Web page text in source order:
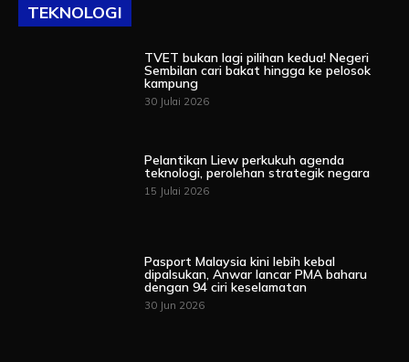
TEKNOLOGI
TVET bukan lagi pilihan kedua! Negeri
Sembilan cari bakat hingga ke pelosok
kampung
30 Julai 2026
Pelantikan Liew perkukuh agenda
teknologi, perolehan strategik negara
15 Julai 2026
Pasport Malaysia kini lebih kebal
dipalsukan, Anwar lancar PMA baharu
dengan 94 ciri keselamatan
30 Jun 2026